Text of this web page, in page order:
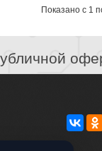
Показано с 1